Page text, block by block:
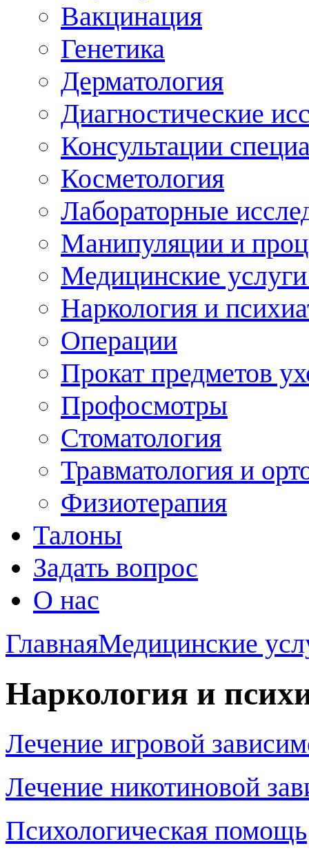
Вакцинация
Генетика
Дерматология
Диагностические
Консультации
Косметология
Лабораторные
Манипуляции и
Медицинские
Наркология и
Операции
Прокат предметов
Профосмотры
Стоматология
Травматология и
Физиотерапия
Талоны
Задать вопрос
О нас
ГлавнаяМедицинские
Наркология и
Лечение игровой
Лечение никотиновой
Психологическая помощь